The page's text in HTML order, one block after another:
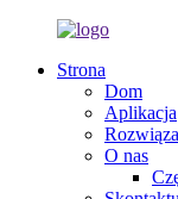
Strona
Dom
Aplikacja
O nas